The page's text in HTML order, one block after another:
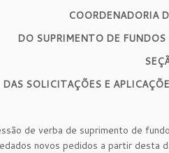
COORDENADORIA
DO SUPRIMENTO DE
DAS SOLICITAÇÕES E
de verba de suprimento de
novos pedidos a partir desta